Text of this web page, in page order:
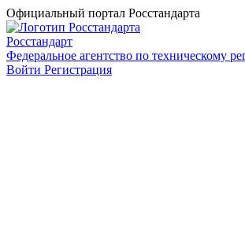
Официальный портал Росстандарта
Росстандарт
Федеральное агентство по техническому
Войти Регистрация